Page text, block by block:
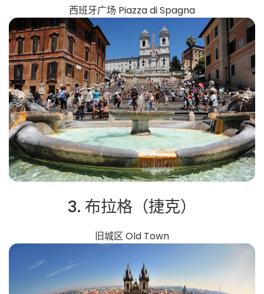
西班牙广场 Piazza di Spagna
3. 布拉格（捷克）
旧城区 Old Town